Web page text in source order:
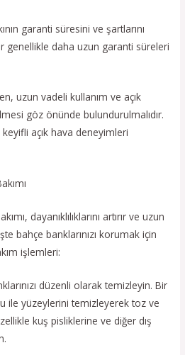
garanti süresini ve şartlarını
genellikle daha uzun garanti süreleri
uzun vadeli kullanım ve açık
göz önünde bulundurulmalıdır.
açık hava deneyimleri
dayanıklılıklarını artırır ve uzun
bahçe banklarınızı korumak için
işlemleri:
düzenli olarak temizleyin. Bir
ile yüzeylerini temizleyerek toz ve
kuş pisliklerine ve diğer dış